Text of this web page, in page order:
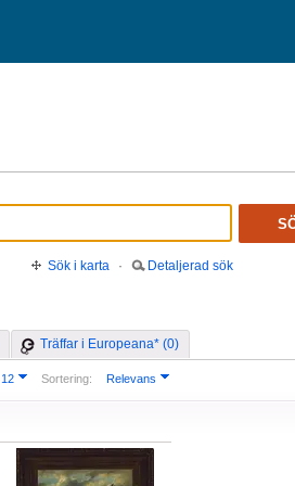
Sök i karta · Detaljerad sök
Träffar i Europeana* (0)
12 Sortering: Relevans